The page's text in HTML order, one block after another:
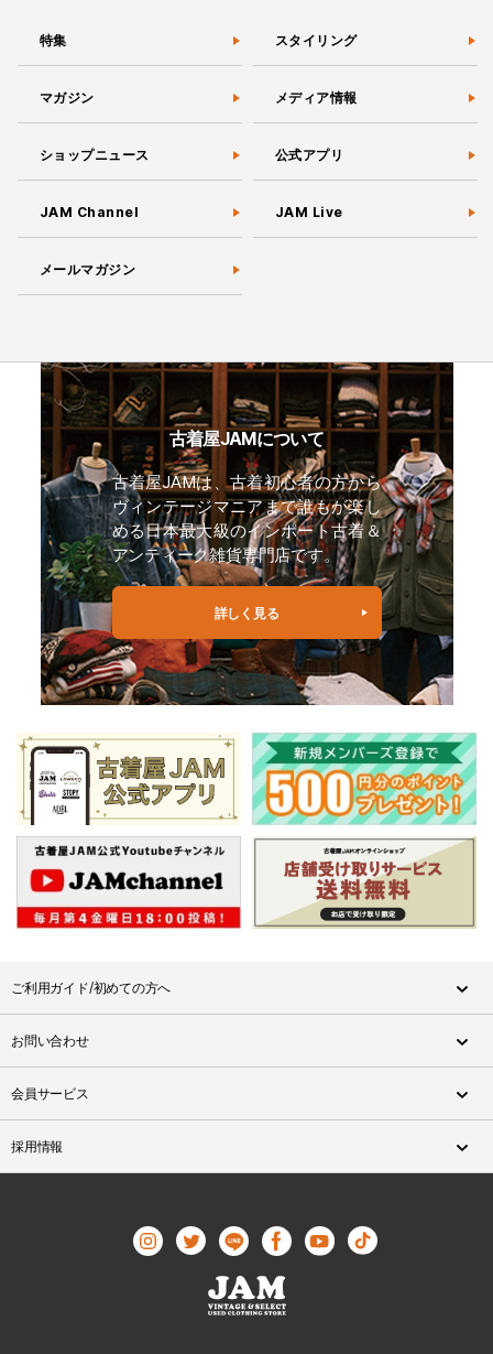
特集 スタイリング
マガジン メディア情報
ショップニュース 公式アプリ
JAM Channel JAM Live
メールマガジン
古着屋JAMについて
古着屋JAMは、古着初心者の方から
ヴィンテージマニアまで誰もが楽し
める日本最大級のインポート古着＆
アンティーク雑貨専門店です。
詳しく見る
ご利用ガイド/初めての方へ
お問い合わせ
会員サービス
採用情報